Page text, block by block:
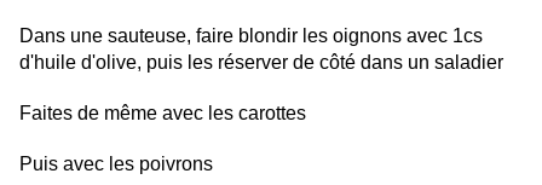
Dans une sauteuse, faire blondir les oignons avec 1cs
d'huile d'olive, puis les réserver de côté dans un saladier
Faites de même avec les carottes
Puis avec les poivrons